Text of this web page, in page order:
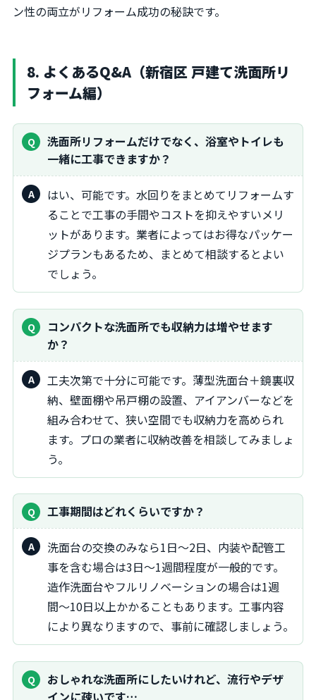
ン性の両立がリフォーム成功の秘訣です。
8. よくあるQ&A（新宿区 戸建て洗面所リ
フォーム編）
洗面所リフォームだけでなく、浴室やトイレも
一緒に工事できますか？
はい、可能です。水回りをまとめてリフォームす
ることで工事の手間やコストを抑えやすいメリ
ットがあります。業者によってはお得なパッケー
ジプランもあるため、まとめて相談するとよい
でしょう。
コンパクトな洗面所でも収納力は増やせます
か？
工夫次第で十分に可能です。薄型洗面台＋鏡裏収
納、壁面棚や吊戸棚の設置、アイアンバーなどを
組み合わせて、狭い空間でも収納力を高められ
ます。プロの業者に収納改善を相談してみましょ
う。
工事期間はどれくらいですか？
洗面台の交換のみなら1日〜2日、内装や配管工
事を含む場合は3日〜1週間程度が一般的です。
造作洗面台やフルリノベーションの場合は1週
間〜10日以上かかることもあります。工事内容
により異なりますので、事前に確認しましょう。
おしゃれな洗面所にしたいけれど、流行やデザ
インに疎いです…